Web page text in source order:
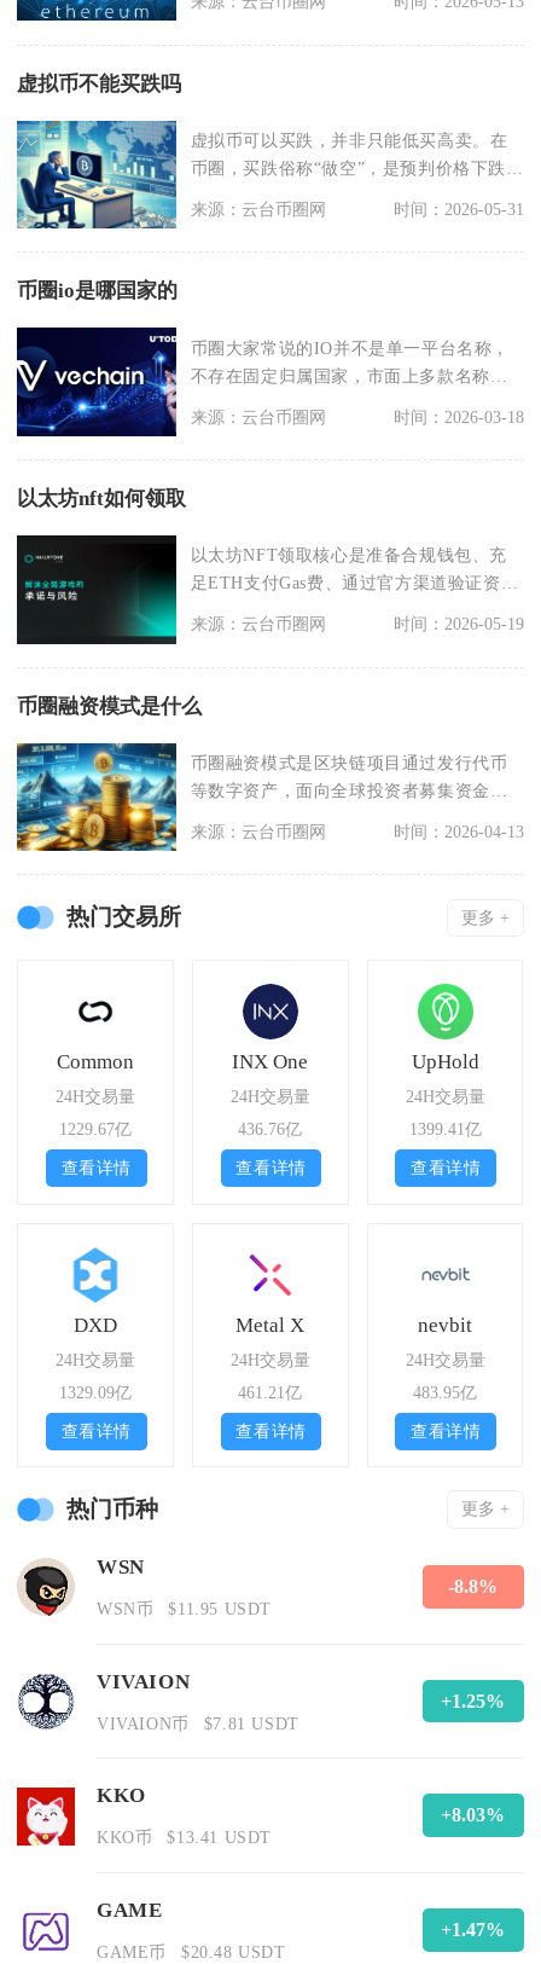
虚拟币不能买跌吗
虚拟币可以买跌，并非只能低买高卖。在
币圈，买跌俗称“做空”，是预判价格下跌时
来源：云台币圈网 时间：2026-05-31
币圈io是哪国家的
币圈大家常说的IO并不是单一平台名称，
不存在固定归属国家，市面上多款名称带
来源：云台币圈网 时间：2026-03-18
以太坊nft如何领取
以太坊NFT领取核心是准备合规钱包、充
足ETH支付Gas费、通过官方渠道验证资格
并在链上确
来源：云台币圈网 时间：2026-05-19
币圈融资模式是什么
币圈融资模式是区块链项目通过发行代币
等数字资产，面向全球投资者募集资金的
来源：云台币圈网 时间：2026-04-13
热门交易所 更多 +
Common
24H交易量
1229.67亿
查看详情
INX One
24H交易量
436.76亿
查看详情
UpHold
24H交易量
1399.41亿
查看详情
DXD
24H交易量
1329.09亿
查看详情
Metal X
24H交易量
461.21亿
查看详情
nevbit
24H交易量
483.95亿
查看详情
热门币种 更多 +
WSN
WSN币 $11.95 USDT
-8.8%
VIVAION
VIVAION币 $7.81 USDT
+1.25%
KKO
KKO币 $13.41 USDT
+8.03%
GAME
GAME币 $20.48 USDT
+1.47%